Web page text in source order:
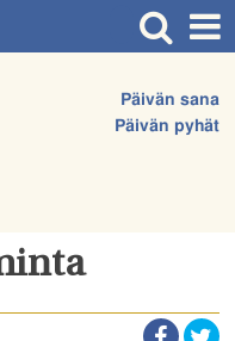
Päivän sana
Päivän pyhät